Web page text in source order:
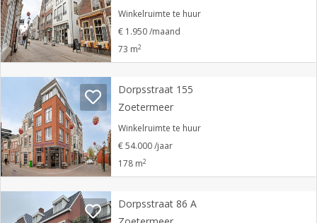
Waarom
adverteren
Premium
adverteren
Registreren
Login
Winkelruimte te huur
€ 1.950 /maand
73 m2
Dorpsstraat 155
Zoetermeer
Winkelruimte te huur
€ 54.000 /jaar
178 m2
Dorpsstraat 86 A